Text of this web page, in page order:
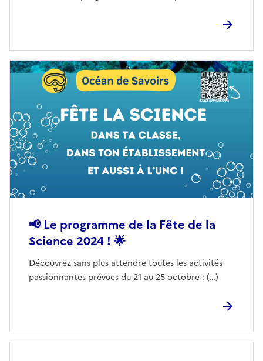
📢 Le programme de la Fête de la
Science 2024 ! 🌟
Découvrez sans plus attendre toutes les activités
passionnantes prévues du 21 au 25 octobre : (…)